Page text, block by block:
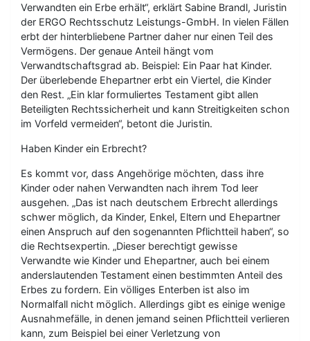
Verwandten ein Erbe erhält“, erklärt Sabine Brandl, Juristin
der ERGO Rechtsschutz Leistungs-GmbH. In vielen Fällen
erbt der hinterbliebene Partner daher nur einen Teil des
Vermögens. Der genaue Anteil hängt vom
Verwandtschaftsgrad ab. Beispiel: Ein Paar hat Kinder.
Der überlebende Ehepartner erbt ein Viertel, die Kinder
den Rest. „Ein klar formuliertes Testament gibt allen
Beteiligten Rechtssicherheit und kann Streitigkeiten schon
im Vorfeld vermeiden“, betont die Juristin.
Haben Kinder ein Erbrecht?
Es kommt vor, dass Angehörige möchten, dass ihre
Kinder oder nahen Verwandten nach ihrem Tod leer
ausgehen. „Das ist nach deutschem Erbrecht allerdings
schwer möglich, da Kinder, Enkel, Eltern und Ehepartner
einen Anspruch auf den sogenannten Pflichtteil haben“, so
die Rechtsexpertin. „Dieser berechtigt gewisse
Verwandte wie Kinder und Ehepartner, auch bei einem
anderslautenden Testament einen bestimmten Anteil des
Erbes zu fordern. Ein völliges Enterben ist also im
Normalfall nicht möglich. Allerdings gibt es einige wenige
Ausnahmefälle, in denen jemand seinen Pflichtteil verlieren
kann, zum Beispiel bei einer Verletzung von